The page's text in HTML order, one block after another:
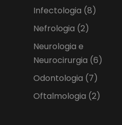
Infectologia (8)
Nefrologia (2)
Neurologia e
Neurocirurgia (6)
Odontologia (7)
Oftalmologia (2)